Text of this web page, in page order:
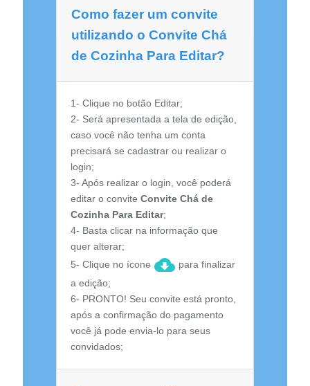
Como fazer um convite
utilizando o Convite Chá
de Cozinha Para Editar?
1- Clique no botão Editar;
2- Será apresentada a tela de edição,
caso você não tenha um conta
precisará se cadastrar ou realizar o
login;
3- Após realizar o login, você poderá
editar o convite Convite Chá de
Cozinha Para Editar;
4- Basta clicar na informação que
quer alterar;
5- Clique no ícone
para finalizar
a edição;
6- PRONTO! Seu convite está pronto,
após a confirmação do pagamento
você já pode envia-lo para seus
convidados;